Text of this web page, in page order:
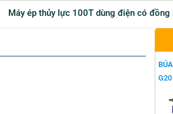
Máy ép thủy lực 100T dùng điện có
BÚA ĐỤC PHÁ BÊ TÔNG KHAISHAN
G20